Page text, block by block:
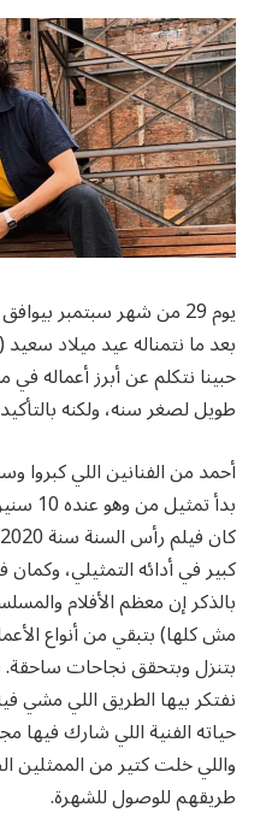
يوم 29 من شهر سبتمبر
بعد ما نتمناله عيد ميلاد
حبينا نتكلم عن أبرز أعماله
طويل لصغر سنه، ولكنه
أحمد من الفنانين اللي كبروا
بدأ
كبير في أدائه التمثيلي، وكمان
بالذكر إن معظم الأفلام
مش كلها) بتبقي من أنواع
بتنزل وبتحقق نجاحات ساحقة.
نفتكر بيها الطريق اللي مشي
حياته الفنية اللي شارك فيها
واللي خلت كتير من الممثلين
طريقهم للوصول للشهرة.